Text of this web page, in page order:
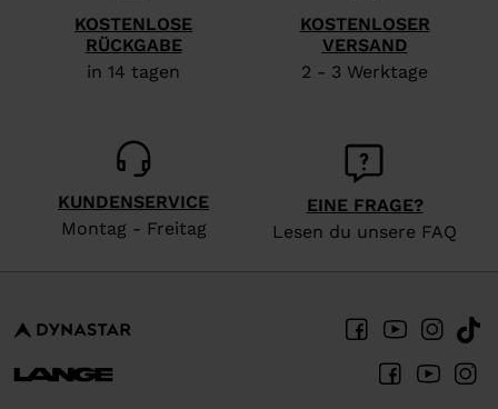
KOSTENLOSE
RÜCKGABE
in 14 tagen
KOSTENLOSER
VERSAND
2 - 3 Werktage
KUNDENSERVICE
Montag - Freitag
EINE FRAGE?
Lesen du unsere FAQ